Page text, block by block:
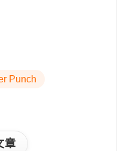
Punch
章